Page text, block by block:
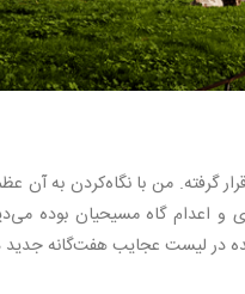
گرفته. من با نگاه‌کردن به آن
و اعدام گاه مسیحیان بوده
در لیست عجایب هفت‌گانه جدید